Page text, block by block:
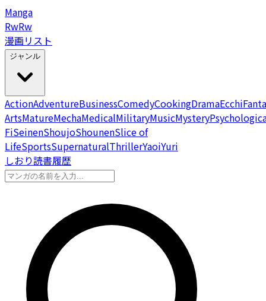
Manga
RwRw
漫画リスト
ジャンル
ActionAdventureBusinessComedyCookingDramaEcchi
ArtsMatureMechaMedicalMilitaryMusicMystery
FiSeinenShoujoShounenSlice of
LifeSportsSupernaturalThrillerYaoiYuri
しおり読書履歴